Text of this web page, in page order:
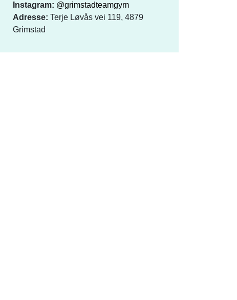
Instagram: @grimstadteamgym
Adresse: Terje Løvås vei 119, 4879
Grimstad